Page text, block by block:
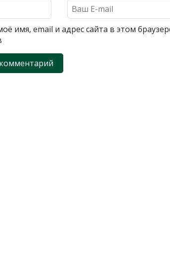
имя, email и адрес сайта в этом